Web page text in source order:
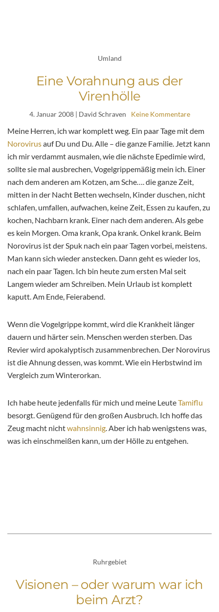
Umland
Eine Vorahnung aus der
Virenhölle
4. Januar 2008| David Schraven Keine Kommentare
Meine Herren, ich war komplett weg. Ein paar Tage mit dem
Norovirusauf Du und Du. Alle – die ganze Familie. Jetzt kann
ich mir verdammt ausmalen, wie die nächste Epedimie wird,
sollte sie mal ausbrechen, Vogelgrippemäßig mein ich. Einer
nach dem anderen am Kotzen, am Sche…. die ganze Zeit,
mitten in der Nacht Betten wechseln, Kinder duschen, nicht
schlafen, umfallen, aufwachen, keine Zeit, Essen zu kaufen, zu
kochen, Nachbarn krank. Einer nach dem anderen. Als gebe
es kein Morgen. Oma krank, Opa krank. Onkel krank. Beim
Norovirus ist der Spuk nach ein paar Tagen vorbei, meistens.
Man kann sich wieder anstecken. Dann geht es wieder los,
nach ein paar Tagen. Ich bin heute zum ersten Mal seit
Langem wieder am Schreiben. Mein Urlaub ist komplett
kaputt. Am Ende, Feierabend.
Wenn die Vogelgrippe kommt, wird die Krankheit länger
dauern und härter sein. Menschen werden sterben. Das
Revier wird apokalyptisch zusammenbrechen. Der Norovirus
ist die Ahnung dessen, was kommt. Wie ein Herbstwind im
Vergleich zum Winterorkan.
Ich habe heute jedenfalls für mich und meine LeuteTamiflu
besorgt. Genügend für den großen Ausbruch. Ich hoffe das
Zeug macht nichtwahnsinnig. Aber ich hab wenigstens was,
was ich einschmeißen kann, um der Hölle zu entgehen.
Ruhrgebiet
Visionen – oder warum war ich
beim Arzt?